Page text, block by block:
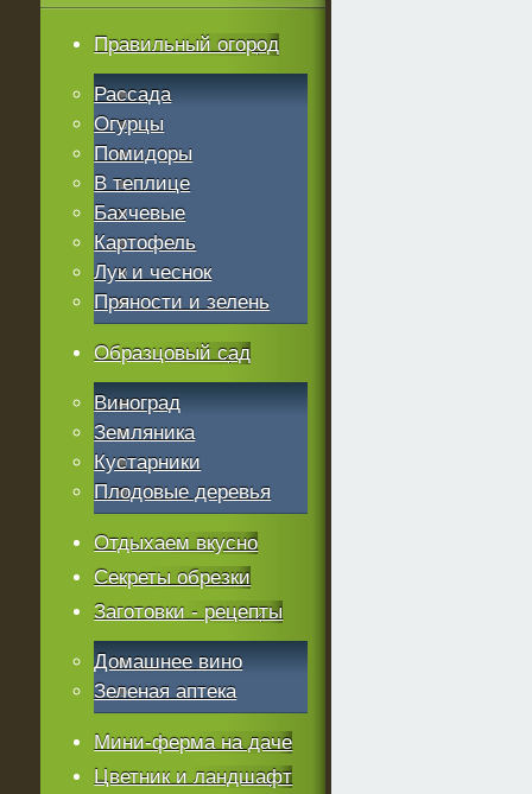
Правильный огород
Рассада
Огурцы
Помидоры
В теплице
Бахчевые
Картофель
Лук и чеснок
Пряности и зелень
Образцовый сад
Виноград
Земляника
Кустарники
Плодовые деревья
Отдыхаем вкусно
Секреты обрезки
Заготовки - рецепты
Домашнее вино
Зеленая аптека
Мини-ферма на даче
Цветник и ландшафт